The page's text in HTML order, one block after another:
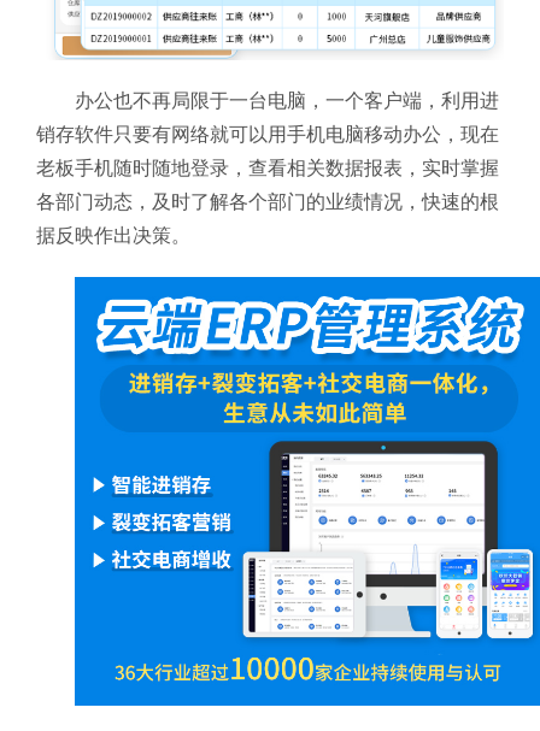
办公也不再局限于一台电脑，一个客户端，利用进
销存软件只要有网络就可以用手机电脑移动办公，现在
老板手机随时随地登录，查看相关数据报表，实时掌握
各部门动态，及时了解各个部门的业绩情况，快速的根
据反映作出决策。